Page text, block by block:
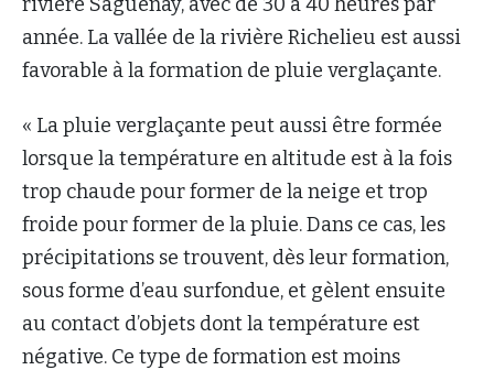
année. La vallée de la rivière Richelieu est aussi
favorable à la formation de pluie verglaçante.
« La pluie verglaçante peut aussi être formée
lorsque la température en altitude est à la fois
trop chaude pour former de la neige et trop
froide pour former de la pluie. Dans ce cas, les
précipitations se trouvent, dès leur formation,
sous forme d’eau surfondue, et gèlent ensuite
au contact d’objets dont la température est
négative. Ce type de formation est moins